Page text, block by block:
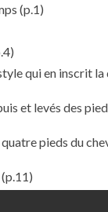
(p.1)
qui en inscrit la
et levés des
pieds du
(p.11)